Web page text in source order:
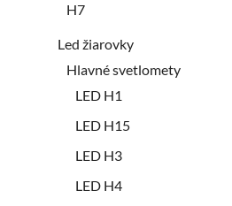
H7
Led žiarovky
Hlavné svetlomety
LED H1
LED H15
LED H3
LED H4